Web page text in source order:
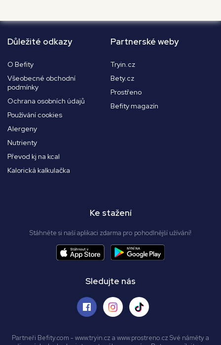
Důležité odkazy
O Befity
Všeobecné obchodní
podmínky
Ochrana osobních údajů
Používání cookies
Alergeny
Nutrienty
Převod kj na kcal
Kalorická kalkulačka
Partnerské weby
Tryin.cz
Bety.cz
Prostřeno
Befity magazín
Ke stažení
Stáhněte si naší aplikaci zdarma pro pohodlnější užívání!
Sledujte nás
Partneři Befity.com - www.tryin.cz a www.prostreno.cz Své náměty a